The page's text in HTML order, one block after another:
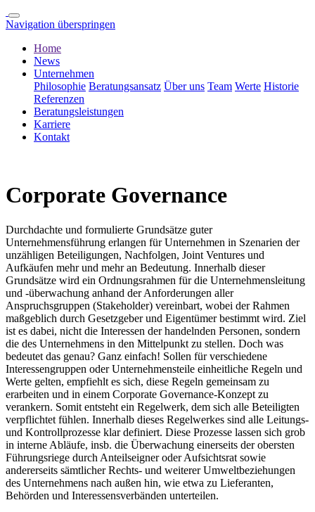
Navigation überspringen
Home
News
Unternehmen
Philosophie Beratungsansatz Über uns Team Werte Historie
Referenzen
Beratungsleistungen
Karriere
Kontakt
Corporate Governance
Durchdachte und formulierte Grundsätze guter
Unternehmensführung erlangen für Unternehmen in Szenarien der
unzähligen Beteiligungen, Nachfolgen, Joint Ventures und
Aufkäufen mehr und mehr an Bedeutung. Innerhalb dieser
Grundsätze wird ein Ordnungsrahmen für die Unternehmensleitung
und -überwachung anhand der Anforderungen aller
Anspruchsgruppen (Stakeholder) vereinbart, wobei der Rahmen
maßgeblich durch Gesetzgeber und Eigentümer bestimmt wird. Ziel
ist es dabei, nicht die Interessen der handelnden Personen, sondern
die des Unternehmens in den Mittelpunkt zu stellen. Doch was
bedeutet das genau? Ganz einfach! Sollen für verschiedene
Interessengruppen oder Unternehmensteile einheitliche Regeln und
Werte gelten, empfiehlt es sich, diese Regeln gemeinsam zu
erarbeiten und in einem Corporate Governance-Konzept zu
verankern. Somit entsteht ein Regelwerk, dem sich alle Beteiligten
verpflichtet fühlen. Innerhalb dieses Regelwerkes sind alle Leitungs-
und Kontrollprozesse klar definiert. Diese Prozesse lassen sich grob
in interne Abläufe, insb. die Überwachung einerseits der obersten
Führungsriege durch Anteilseigner oder Aufsichtsrat sowie
andererseits sämtlicher Rechts- und weiterer Umweltbeziehungen
des Unternehmens nach außen hin, wie etwa zu Lieferanten,
Behörden und Interessensverbänden unterteilen.